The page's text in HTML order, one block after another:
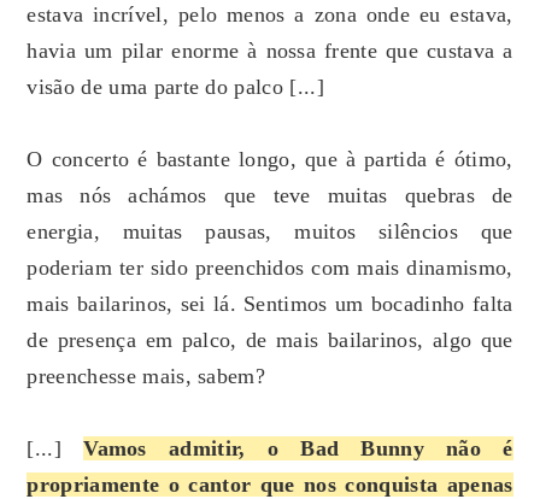
estava incrível, pelo menos a zona onde eu estava,
havia um pilar enorme à nossa frente que custava a
visão de uma parte do palco [...]
O concerto é bastante longo, que à partida é ótimo,
mas nós achámos que teve muitas quebras de
energia, muitas pausas, muitos silêncios que
poderiam ter sido preenchidos com mais dinamismo,
mais bailarinos, sei lá. Sentimos um bocadinho falta
de presença em palco, de mais bailarinos, algo que
preenchesse mais, sabem?
[...]Vamos admitir, o Bad Bunny não é
propriamente o cantor que nos conquista apenas